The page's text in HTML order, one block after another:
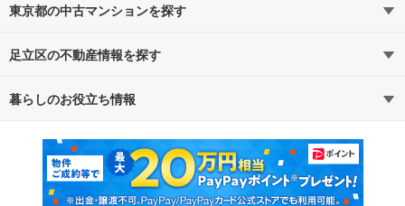
東京都の中古マンションを探す
路線・駅から探す
通勤・通学時間から探す
足立区の不動産情報を探す
不動産・住宅
新築マンション 中古マンション
新築一戸建て 中古一戸建て
暮らしのお役立ち情報
マンションカタログ 教えて！住まいの先生